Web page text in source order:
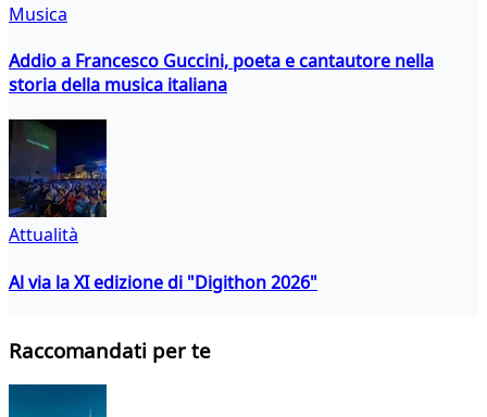
Musica
Addio a Francesco Guccini, poeta e cantautore nella
storia della musica italiana
Attualità
Al via la XI edizione di "Digithon 2026"
Raccomandati per te